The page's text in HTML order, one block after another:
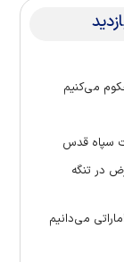
می‌کنیم
سپاه قدس
در تنگه
می‌دانیم